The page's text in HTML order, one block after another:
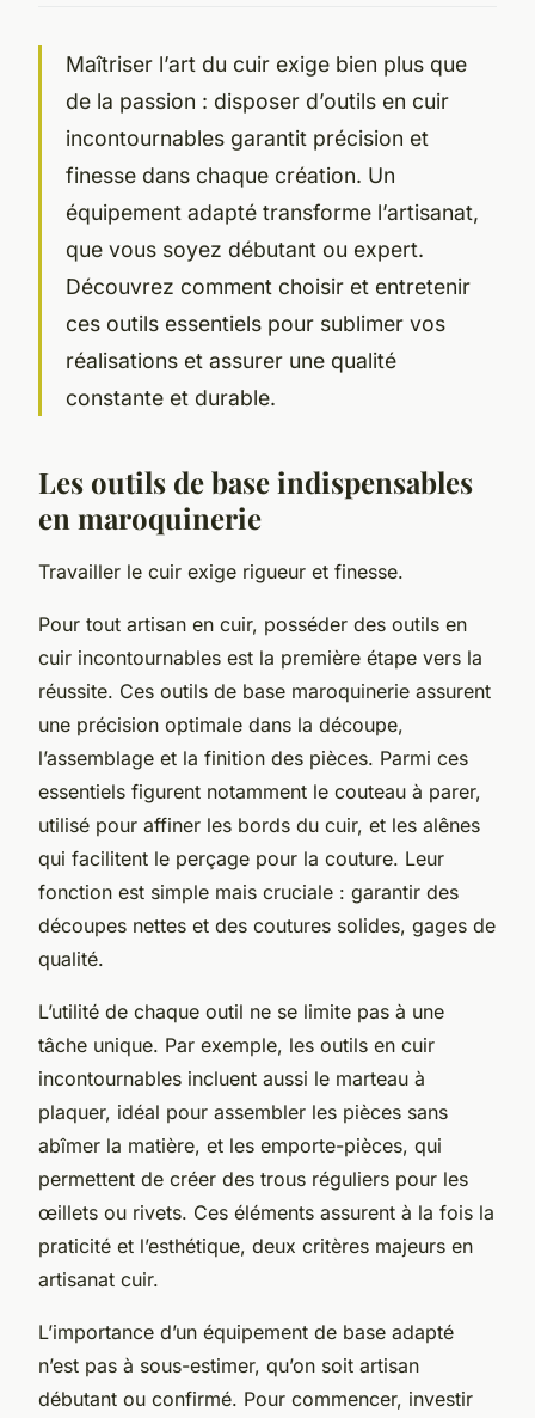
Maîtriser l’art du cuir exige bien plus que
de la passion : disposer d’outils en cuir
incontournables garantit précision et
finesse dans chaque création. Un
équipement adapté transforme l’artisanat,
que vous soyez débutant ou expert.
Découvrez comment choisir et entretenir
ces outils essentiels pour sublimer vos
réalisations et assurer une qualité
constante et durable.
Les outils de base indispensables
en maroquinerie
Travailler le cuir exige rigueur et finesse.
Pour tout artisan en cuir, posséder des outils en
cuir incontournables est la première étape vers la
réussite. Ces outils de base maroquinerie assurent
une précision optimale dans la découpe,
l’assemblage et la finition des pièces. Parmi ces
essentiels figurent notamment le couteau à parer,
utilisé pour affiner les bords du cuir, et les alênes
qui facilitent le perçage pour la couture. Leur
fonction est simple mais cruciale : garantir des
découpes nettes et des coutures solides, gages de
qualité.
L’utilité de chaque outil ne se limite pas à une
tâche unique. Par exemple, les outils en cuir
incontournables incluent aussi le marteau à
plaquer, idéal pour assembler les pièces sans
abîmer la matière, et les emporte-pièces, qui
permettent de créer des trous réguliers pour les
œillets ou rivets. Ces éléments assurent à la fois la
praticité et l’esthétique, deux critères majeurs en
artisanat cuir.
L’importance d’un équipement de base adapté
n’est pas à sous-estimer, qu’on soit artisan
débutant ou confirmé. Pour commencer, investir